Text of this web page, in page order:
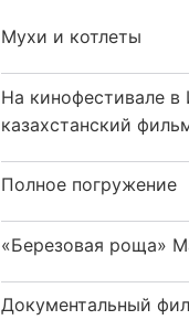
Мухи и котлеты
На кинофестивале в
казахстанский
Полное погружение
«Березовая роща»
Документальный